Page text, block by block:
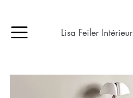
Lisa Feiler Intérieur